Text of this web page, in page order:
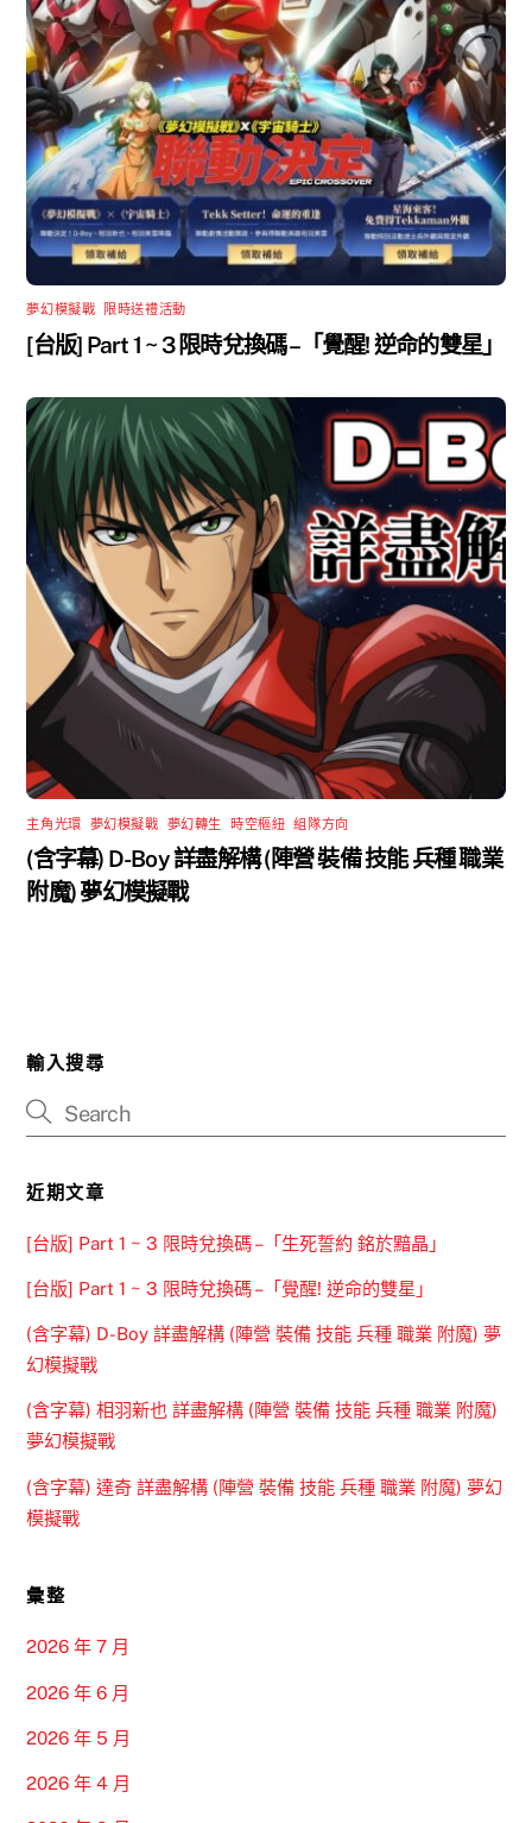
夢幻模擬戰 限時送禮活動
[台版] Part 1 ~ 3 限時兌換碼 –「覺醒! 逆命的雙星」
主角光環 夢幻模擬戰 夢幻轉生 ,時空樞紐 ,組隊方向
(含字幕) D-Boy 詳盡解構 (陣營 裝備 技能 兵種 職業
附魔) 夢幻模擬戰
輸入搜尋
近期文章
[台版] Part 1 ~ 3 限時兌換碼 –「生死誓約 銘於黯晶」
[台版] Part 1 ~ 3 限時兌換碼 –「覺醒! 逆命的雙星」
(含字幕) D-Boy 詳盡解構 (陣營 裝備 技能 兵種 職業 附魔) 夢
幻模擬戰
(含字幕) 相羽新也 詳盡解構 (陣營 裝備 技能 兵種 職業 附魔)
夢幻模擬戰
(含字幕) 達奇 詳盡解構 (陣營 裝備 技能 兵種 職業 附魔) 夢幻
模擬戰
彙整
2026 年 7 月
2026 年 6 月
2026 年 5 月
2026 年 4 月